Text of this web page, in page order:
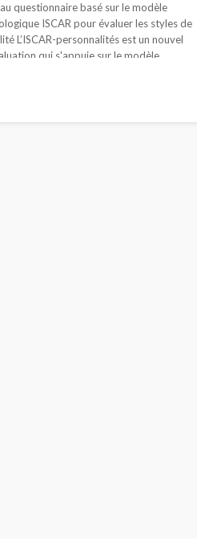
questionnaire basé sur le modèle
ISCAR pour évaluer les styles de
L’ISCAR-personnalités est un nouvel
qui s'appuie sur le modèle